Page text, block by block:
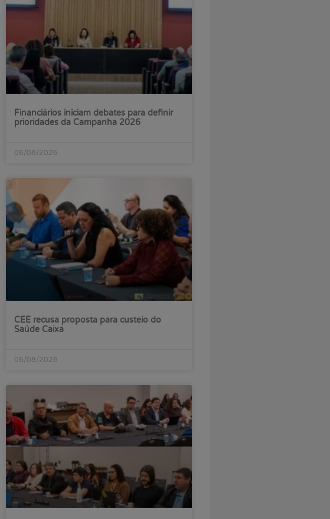
Financiários iniciam debates para definir
prioridades da Campanha 2026
06/08/2026
CEE recusa proposta para custeio do
Saúde Caixa
06/08/2026